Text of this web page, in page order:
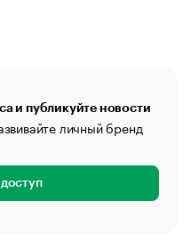
и публикуйте новости
личный бренд
доступ